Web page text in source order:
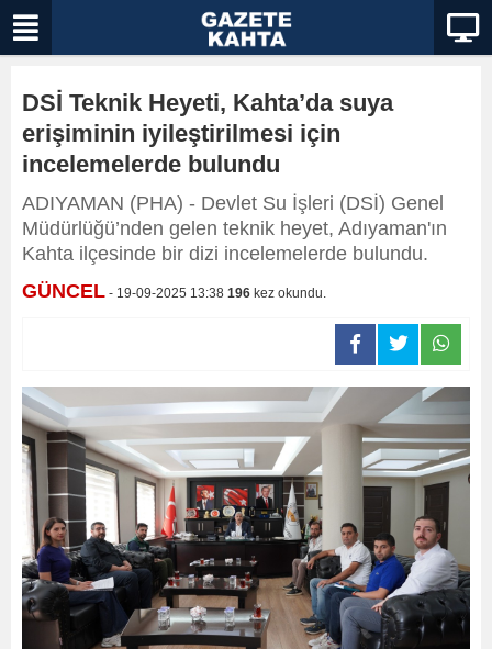
DSİ Teknik Heyeti, Kahta’da suya
erişiminin iyileştirilmesi için
incelemelerde bulundu
ADIYAMAN (PHA) - Devlet Su İşleri (DSİ) Genel
Müdürlüğü’nden gelen teknik heyet, Adıyaman'ın
Kahta ilçesinde bir dizi incelemelerde bulundu.
GÜNCEL - 19-09-2025 13:38 196 kez okundu.